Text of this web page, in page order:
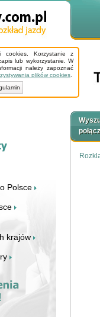
cookies. Korzystanie z
lub wykorzystanie. W
należy zapoznać
plików cookies
Polsce
krajów